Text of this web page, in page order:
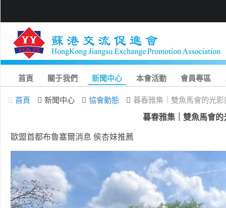
首頁 關于我們 新聞中心 本會活動 會員專區
首頁 新聞中心 協會動態
暮春雅集｜雙魚馬會的光影
暮春雅集｜雙魚馬會的
歐盟首都布魯塞爾消息 侯杏妹推薦